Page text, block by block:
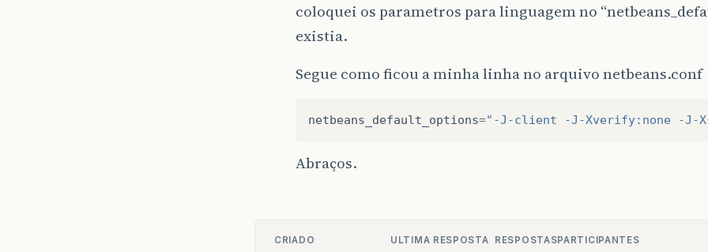
coloquei os parametros para linguagem no
existia.
Segue como ficou a minha linha no arquivo netbeans.conf
netbeans_default_options="-J-client -J-Xverify:none -J-
Abraços.
CRIADO ULTIMA RESPOSTA RESPOSTASPARTICIPANTES